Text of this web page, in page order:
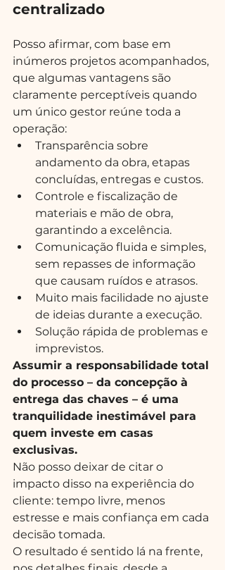
centralizado
Posso afirmar, com base em
inúmeros projetos acompanhados,
que algumas vantagens são
claramente perceptíveis quando
um único gestor reúne toda a
operação:
Transparência sobre
andamento da obra, etapas
concluídas, entregas e custos.
Controle e fiscalização de
materiais e mão de obra,
garantindo a excelência.
Comunicação fluida e simples,
sem repasses de informação
que causam ruídos e atrasos.
Muito mais facilidade no ajuste
de ideias durante a execução.
Solução rápida de problemas e
imprevistos.
Assumir a responsabilidade total
do processo – da concepção à
entrega das chaves – é uma
tranquilidade inestimável para
quem investe em casas
exclusivas.
Não posso deixar de citar o
impacto disso na experiência do
cliente: tempo livre, menos
estresse e mais confiança em cada
decisão tomada.
O resultado é sentido lá na frente,